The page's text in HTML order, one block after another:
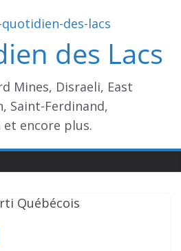
des Lacs
Mines, Disraeli, East
Saint-Ferdinand,
encore plus.